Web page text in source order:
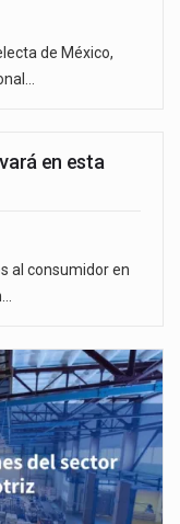
de México,
en esta
al consumidor en